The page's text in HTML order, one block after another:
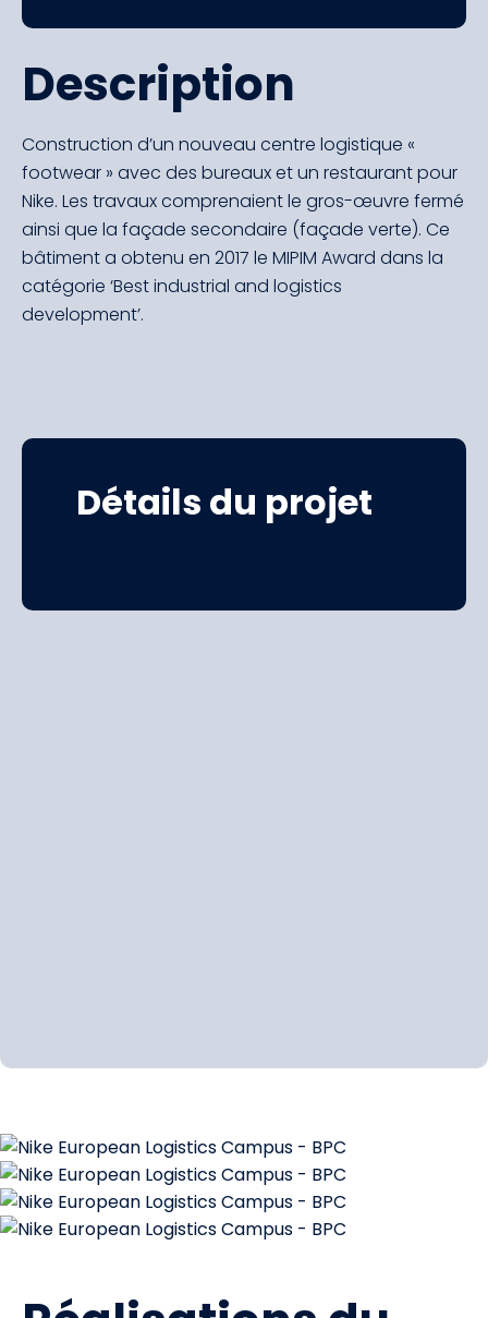
Description
Construction d’un nouveau centre logistique «
footwear » avec des bureaux et un restaurant pour
Nike. Les travaux comprenaient le gros-œuvre fermé
ainsi que la façade secondaire (façade verte). Ce
bâtiment a obtenu en 2017 le MIPIM Award dans la
catégorie ‘Best industrial and logistics
development’.
Détails du projet